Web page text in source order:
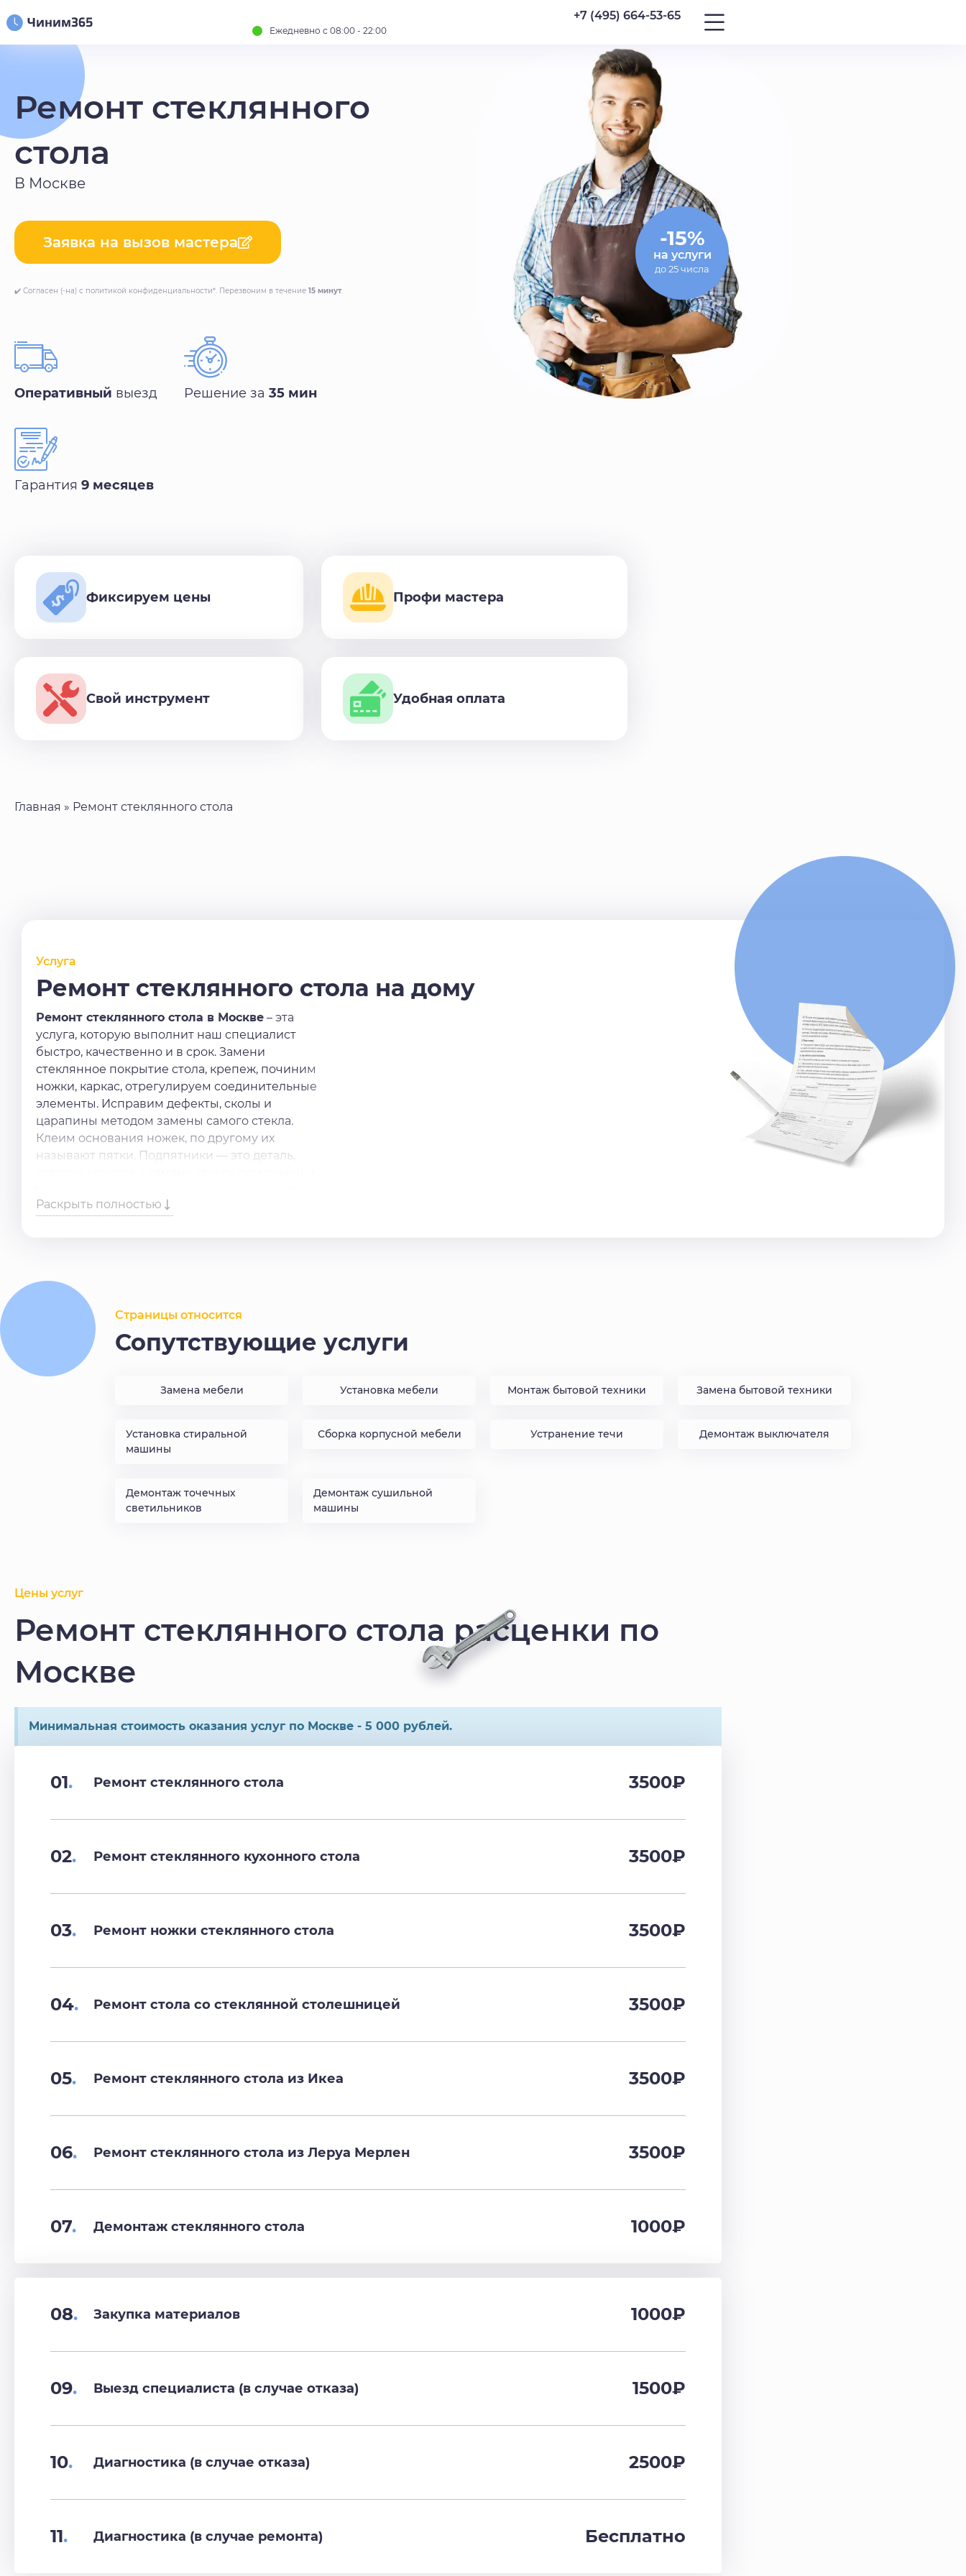
+7 (495) 664-53-65
Ежедневно с 08:00 - 22:00
Ремонт стеклянного
стола
В Москве
Заявка на вызов мастера
✔️ Согласен (-на) с политикой конфиденциальности*. Перезвоним в течение 15 минут.
-15%
на услуги
до 25 числа
Оперативный выезд Решение за 35 мин
Гарантия 9 месяцев
Фиксируем цены Профи мастера
Свой инструмент Удобная оплата
Главная » Ремонт стеклянного стола
Услуга
Ремонт стеклянного стола на дому
Ремонт стеклянного стола в Москве – эта
услуга, которую выполнит наш специалист
быстро, качественно и в срок. Замени
стеклянное покрытие стола, крепеж, починим
ножки, каркас, отрегулируем соединительные
элементы. Исправим дефекты, сколы и
царапины методом замены самого стекла.
Клеим основания ножек, по другому их
называют пятки. Подпятники — это деталь,
уфк клея и к ней прикручивается ножка стола.
Нужнауслуга по ремонту стеклянного стола
обращения.
Раскрыть полностью
Страницы относится
Сопутствующие услуги
Замена мебели Установка мебели Монтаж бытовой техники Замена бытовой техники
Установка стиральной
машины
Сборка корпусной мебели Устранение течи Демонтаж выключателя
Демонтаж точечных
светильников
Демонтаж сушильной
машины
Цены услуг
Ремонт стеклянного стола расценки по
Москве
Минимальная стоимость оказания услуг по Москве - 5 000 рублей.
01. Ремонт стеклянного стола 3500₽
02. Ремонт стеклянного кухонного стола 3500₽
03. Ремонт ножки стеклянного стола 3500₽
04. Ремонт стола со стеклянной столешницей 3500₽
05. Ремонт стеклянного стола из Икеа 3500₽
06. Ремонт стеклянного стола из Леруа Мерлен 3500₽
07. Демонтаж стеклянного стола 1000₽
08. Закупка материалов 1000₽
09. Выезд специалиста (в случае отказа) 1500₽
10. Диагностика (в случае отказа) 2500₽
11. Диагностика (в случае ремонта) Бесплатно